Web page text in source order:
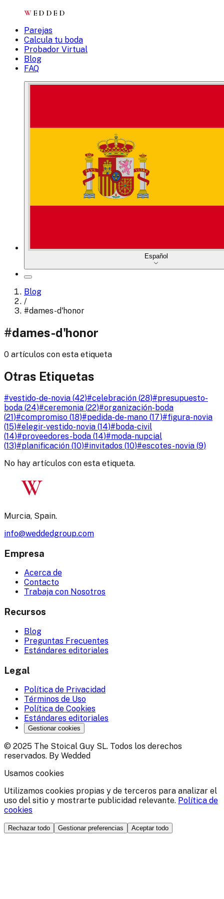
W EDDED
Parejas
Calcula tu boda
Probador Virtual
Blog
FAQ
Español
Blog
/
#dames-d'honor
#dames-d'honor
0 artículos con esta etiqueta
Otras Etiquetas
#vestido-de-novia (42)#celebración (28)#presupuesto-
boda (24)#ceremonia (22)#organización-boda
(21)#compromiso (18)#pedida-de-mano (17)#figura-novia
(15)#elegir-vestido-novia (14)#boda-civil
(14)#proveedores-boda (14)#moda-nupcial
(13)#planificación (10)#invitados (10)#escotes-novia (9)
No hay artículos con esta etiqueta.
W
Murcia, Spain.
info@weddedgroup.com
Empresa
Acerca de
Contacto
Trabaja con Nosotros
Recursos
Blog
Preguntas Frecuentes
Estándares editoriales
Legal
Política de Privacidad
Términos de Uso
Política de Cookies
Estándares editoriales
Gestionar cookies
© 2025 The Stoical Guy SL. Todos los derechos
reservados. By Wedded
Usamos cookies
Utilizamos cookies propias y de terceros para analizar el
uso del sitio y mostrarte publicidad relevante. Política de
cookies
Rechazar todo Gestionar preferencias Aceptar todo